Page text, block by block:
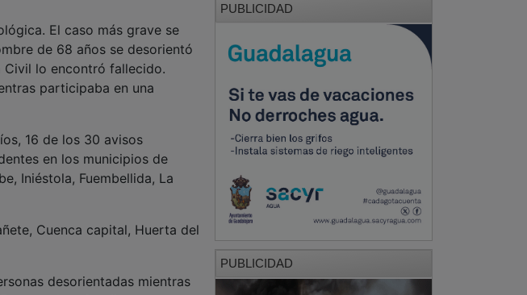
El caso más grave se
de 68 años se desorientó
Civil lo encontró fallecido.
participaba en una
16 de los 30 avisos
en los municipios de
Iniéstola, Fuembellida, La
Cuenca capital, Huerta del
desorientadas mientras
PUBLICIDAD
PUBLICIDAD